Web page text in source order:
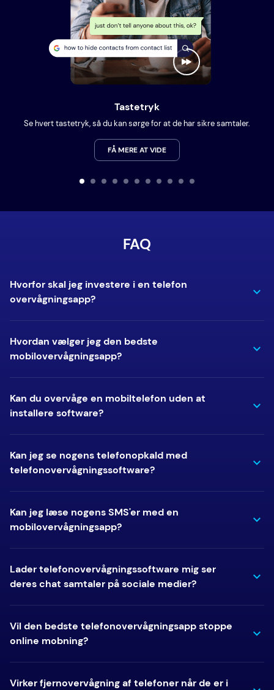
Tastetryk
Se hvert tastetryk, så du kan sørge for at de har sikre samtaler.
FÅ MERE AT VIDE
FAQ
Hvorfor skal jeg investere i en telefon
overvågningsapp?
Hvordan vælger jeg den bedste
mobilovervågningsapp?
Kan du overvåge en mobiltelefon uden at
installere software?
Kan jeg se nogens telefonopkald med
telefonovervågningssoftware?
Kan jeg læse nogens SMS'er med en
mobilovervågningsapp?
Lader telefonovervågningssoftware mig ser
deres chat samtaler på sociale medier?
Vil den bedste telefonovervågningsapp stoppe
online mobning?
Virker fjernovervågning af telefoner når de er i